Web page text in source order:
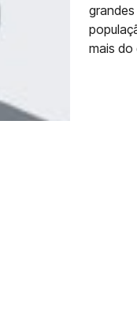
mais do